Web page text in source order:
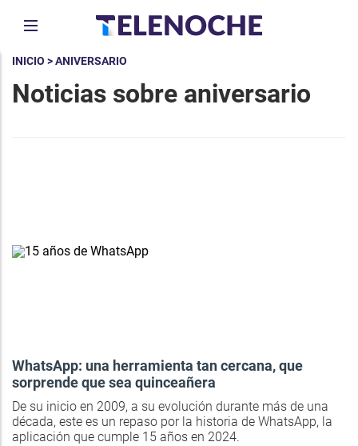
INICIO > ANIVERSARIO
Noticias sobre aniversario
WhatsApp: una herramienta tan cercana, que
sorprende que sea quinceañera
De su inicio en 2009, a su evolución durante más de una
década, este es un repaso por la historia de WhatsApp, la
aplicación que cumple 15 años en 2024.